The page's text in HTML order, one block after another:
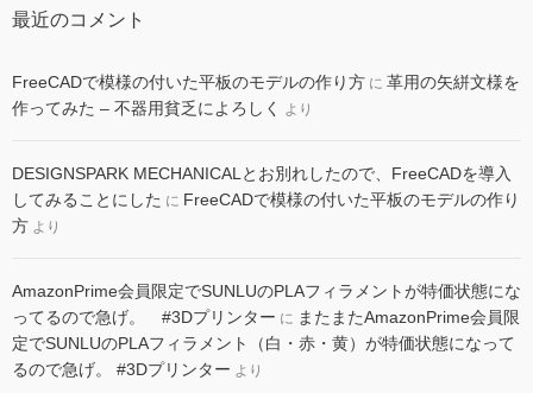
Bambu Lab P1S Combo 3Dプリンター, P1S 多色造形 3Dプリンター&AMS,
筐体付き, 高温材料対応, 4台AMSで16色造形可能, 高速CoreXY構造, 造形速度
要, 日本語UI対応, 造形体積 256 x 256 x 256 mm³
只今、カスタマーの評価を取得しています。
50% オフ ￥199,000 ￥99,999 (2025年10月29日 06:36 GMT +09:00 時点 -詳
細はこちら) 最大16色の多色造形: 多色・多材料印刷対応、創造性を最大限に引
最近のコメント
FreeCADで模様の付いた平板のモデルの作り方 に 革用の矢絣文様を
作ってみた – 不器用貧乏によろしく
より
DESIGNSPARK MECHANICALとお別れしたので、FreeCADを導入
してみることにした に FreeCADで模様の付いた平板のモデルの作り
方 より
AmazonPrime会員限定でSUNLUのPLAフィラメントが特価状態にな
ってるので急げ。 #3Dプリンター に またまたAmazonPrime会員限
定でSUNLUのPLAフィラメント（白・赤・黄）が特価状態になって
るので急げ。 #3Dプリンター より